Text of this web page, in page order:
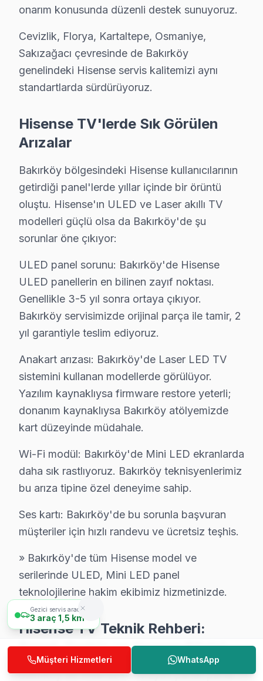
• Bakırköy'de Smart ekran uygulamalarını düzenli
• Uzaktan kumanda pilleri Bakırköy'de 6 ayda bir
Bakırköy'da Hisense bakım ve önleyici servis
Fiyat Politikamız: Sürpriz Yok, Güven Var
Bakırköy'de arıza tespiti: Ücretsiz. Herhangi bir ön
Bakırköy'de onaysız işlem yok: Fiyat teklifi
Bakırköy'de ödeme seçenekleri: Nakit, kredi kartı,
» Bakırköy'de Hisense panel tamir fiyatı öğrenmek
Bakırköy'de Hisense Servis Karşılaştırma
Marmaray ve Metrobüs ulaşım ağı sayesinde
Bakırköy'nin Prestijli profili söz konusu model LED
Bakırköy Hisense TV Servisi – Sık Sorulan
S: Bakırköy'de televizyon paneli tamiri sonrası ne
C: Bakırköy servisimizde yapılan işçilik için 6 ay,
S: Bakırköy'de anakart tamiri ne zaman gerekli olur?
C: TV açılmıyor, ana açılıp kapanıyor, ses var
S: Bakırköy'de panel değişimi maliyeti neden yüksek?
C: Panel, televizyon'nin en pahalı bileşenidir.
S: Bakırköy'de yazılım sorunları ne tür TV'lerde
C: Smart TV'lerde (Android TV, Tizen, WebOS gibi)
S: Bakırköy'de paneli kimin yenilemeli — başka servis
C: Bakırköy'de panel değişimini yapan tüm servisler
S: Bakırköy'de tamir süresi içinde akıllı TV'yi kontrol
S: Bakırköy'de Hisense LED TV'lerde en sık
C: Bakırköy servisimizde Hisense anyview cast
S: Bakırköy'de bu cihaz U8K Mini LED ULED 4K
C: Bakırköy'de U8K Mini LED ULED 4K modelinde
C: Bakırköy servisimize başvurmadan önce şunları
onarım konusunda düzenli destek sunuyoruz.
Cevizlik, Florya, Kartaltepe, Osmaniye,
Sakızağacı çevresinde de Bakırköy
genelindeki Hisense servis kalitemizi aynı
standartlarda sürdürüyoruz.
Hisense TV'lerde Sık Görülen
Arızalar
Bakırköy bölgesindeki Hisense kullanıcılarının
getirdiği panel'lerde yıllar içinde bir örüntü
oluştu. Hisense'ın ULED ve Laser akıllı TV
modelleri güçlü olsa da Bakırköy'de şu
sorunlar öne çıkıyor:
ULED panel sorunu: Bakırköy'de Hisense
ULED panellerin en bilinen zayıf noktası.
Genellikle 3-5 yıl sonra ortaya çıkıyor.
Bakırköy servisimizde orijinal parça ile tamir, 2
yıl garantiyle teslim ediyoruz.
Anakart arızası: Bakırköy'de Laser LED TV
sistemini kullanan modellerde görülüyor.
Yazılım kaynaklıysa firmware restore yeterli;
donanım kaynaklıysa Bakırköy atölyemizde
kart düzeyinde müdahale.
Wi-Fi modül: Bakırköy'de Mini LED ekranlarda
daha sık rastlıyoruz. Bakırköy teknisyenlerimiz
bu arıza tipine özel deneyime sahip.
Ses kartı: Bakırköy'de bu sorunla başvuran
müşteriler için hızlı randevu ve ücretsiz teşhis.
» Bakırköy'de tüm Hisense model ve
serilerinde ULED, Mini LED panel
teknolojilerine hakim ekibimiz hizmetinizde.
Hisense TV Teknik Rehberi:
Panel, Teşhis ve Onarım Bilgisi
Bakırköy'de Hisense televizyon paneli panel
Gezici servis aracımız
3 araç 1,5 km
Müşteri Hizmetleri WhatsApp